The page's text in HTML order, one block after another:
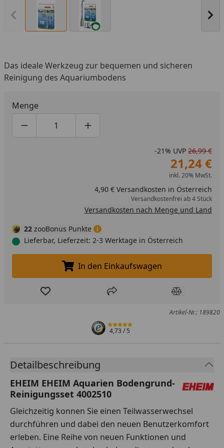
Vorheriges Bild anzeigen
Das ideale Werkzeug zur bequemen und sicheren
Reinigung des Aquariumbodens
Menge
Produktmenge um eins verringern
Produktmenge manuell eingeben
Produktmenge um eins erhöhen
-21% UVP 26,99 €
21,24 €
inkl. 20% MwSt.
4,90 € Versandkosten in Österreich
Versandkostenfrei ab 4 Stück
Versandkosten nach Menge und Land
22 zooBonus Punkte
Lieferbar, Lieferzeit: 2-3 Werktage in Österreich
In den Einkaufswagen legen
In den Einkaufswagen
Produkt zur Wunschliste hinzufügen
Teilen Produkt
Artikel-Nr.: 189820
4,73/ 5
Detailbeschreibung
EHEIM EHEIM Aquarien Bodengrund-
Reinigungsset 4002510
Gleichzeitig konnen Sie einen Teilwasserwechsel
durchführen und dabei den neuen Benutzerkomfort
erleben. Eine Reihe von neuen Funktionen und